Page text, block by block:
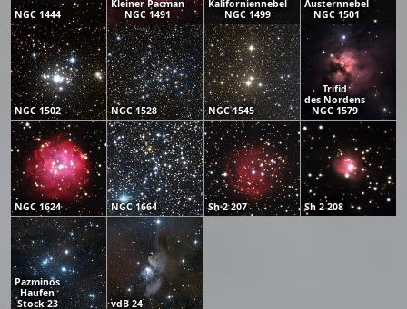
NGC 1444
Kleiner Pacman
NGC 1491
Kaliforniennebel
NGC 1499
Austernnebel
NGC 1501
NGC 1502 NGC 1528 NGC 1545
Trifid
des Nordens
NGC 1579
NGC 1624 NGC 1664 Sh 2-207 Sh 2-208
Pazminos
Haufen
Stock 23
vdB 24